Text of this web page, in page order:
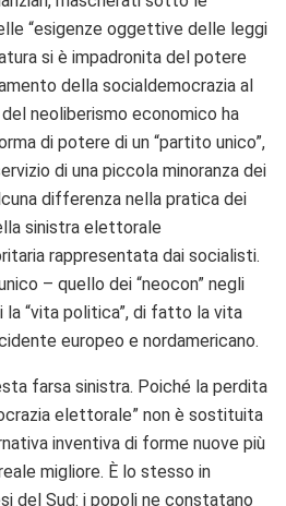
“esigenze oggettive delle leggi
si è impadronita del potere
della socialdemocrazia al
neoliberismo economico ha
di potere di un “partito unico”,
di una piccola minoranza dei
differenza nella pratica dei
sinistra elettorale
rappresentata dai socialisti.
– quello dei “neocon” negli
“vita politica”, di fatto la vita
europeo e nordamericano.
farsa sinistra. Poiché la perdita
elettorale” non è sostituita
inventiva di forme nuove più
migliore. È lo stesso in
del Sud: i popoli ne constatano